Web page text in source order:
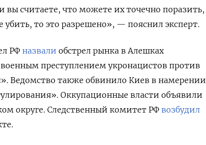
вы считаете, что можете их точечно поразить,
то это разрешено», — пояснил эксперт.
РФ назвали обстрел рынка в Алешках
преступлением укронацистов против
Ведомство также обвинило Киев в намерении
Оккупационные власти объявили
округе. Следственный комитет РФ возбудил